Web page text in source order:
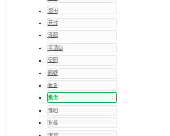
郑州
开封
洛阳
平顶山
安阳
鹤壁
新乡
焦作
濮阳
许昌
漯河